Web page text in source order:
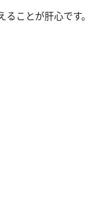
ことが肝心です。